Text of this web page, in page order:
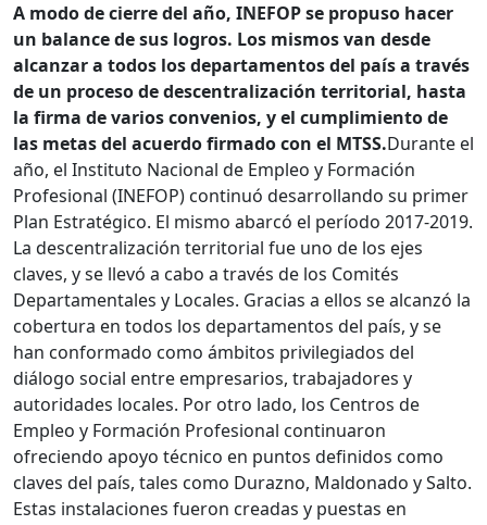
A modo de cierre del año, INEFOP se propuso hacer
un balance de sus logros. Los mismos van desde
alcanzar a todos los departamentos del país a través
de un proceso de descentralización territorial, hasta
la firma de varios convenios, y el cumplimiento de
las metas del acuerdo firmado con el MTSS.Durante el
año, el Instituto Nacional de Empleo y Formación
Profesional (INEFOP) continuó desarrollando su primer
Plan Estratégico. El mismo abarcó el período 2017-2019.
La descentralización territorial fue uno de los ejes
claves, y se llevó a cabo a través de los Comités
Departamentales y Locales. Gracias a ellos se alcanzó la
cobertura en todos los departamentos del país, y se
han conformado como ámbitos privilegiados del
diálogo social entre empresarios, trabajadores y
autoridades locales. Por otro lado, los Centros de
Empleo y Formación Profesional continuaron
ofreciendo apoyo técnico en puntos definidos como
claves del país, tales como Durazno, Maldonado y Salto.
Estas instalaciones fueron creadas y puestas en